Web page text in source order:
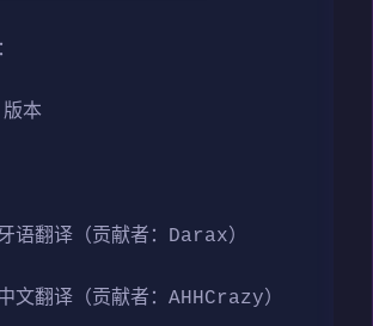
本
语翻译（贡献者：Darax）
文翻译（贡献者：AHHCrazy）